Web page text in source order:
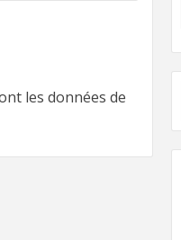
les données de